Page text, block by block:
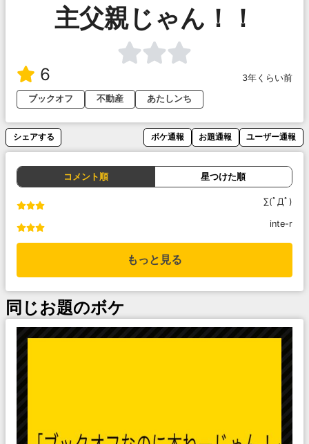
主父親じゃん！！
6
3年くらい前
ブックオフ
不動産 あたしンち
シェアする ボケ通報 お題通報 ユーザー通報
コメント順 星つけた順
∑(ﾟДﾟ)
inte-r
もっと見る
同じお題のボケ